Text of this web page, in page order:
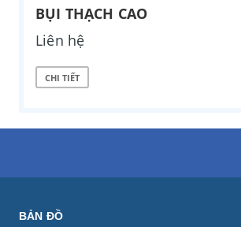
BỤI THẠCH CAO
Liên hệ
CHI TIẾT
BẢN ĐỒ